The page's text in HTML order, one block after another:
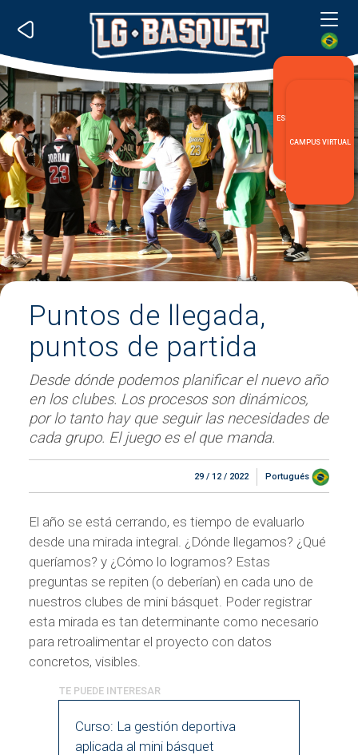
ESPECIALIZACIÓN LG
CAMPUS VIRTUAL
Puntos de llegada,
puntos de partida
Desde dónde podemos planificar el nuevo año
en los clubes. Los procesos son dinámicos,
por lo tanto hay que seguir las necesidades de
cada grupo. El juego es el que manda.
29 / 12 / 2022 Portugués
El año se está cerrando, es tiempo de evaluarlo
desde una mirada integral. ¿Dónde llegamos? ¿Qué
queríamos? y ¿Cómo lo logramos? Estas
preguntas se repiten (o deberían) en cada uno de
nuestros clubes de mini básquet. Poder registrar
esta mirada es tan determinante como necesario
para retroalimentar el proyecto con datos
concretos, visibles.
Curso: La gestión deportiva
aplicada al mini básquet